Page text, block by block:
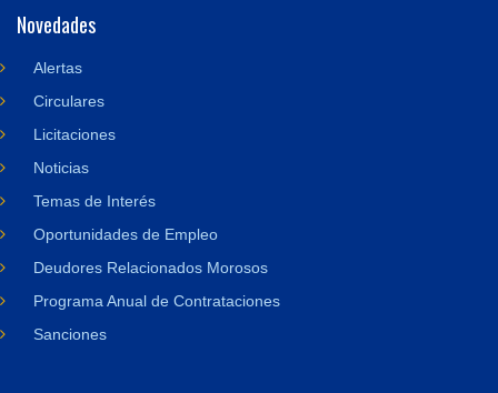
Novedades
Alertas
Circulares
Licitaciones
Noticias
Temas de Interés
Oportunidades de Empleo
Deudores Relacionados Morosos
Programa Anual de Contrataciones
Sanciones